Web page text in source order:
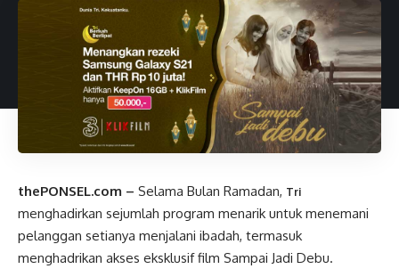
thePONSEL.com – Selama Bulan Ramadan, Tri
menghadirkan sejumlah program menarik untuk menemani
pelanggan setianya menjalani ibadah, termasuk
menghadrikan akses eksklusif film Sampai Jadi Debu.